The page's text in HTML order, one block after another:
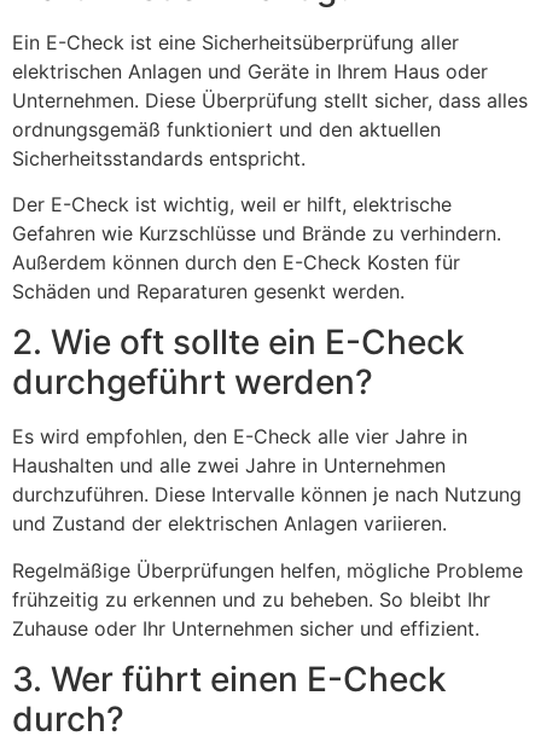
Ein E-Check ist eine Sicherheitsüberprüfung aller
elektrischen Anlagen und Geräte in Ihrem Haus oder
Unternehmen. Diese Überprüfung stellt sicher, dass alles
ordnungsgemäß funktioniert und den aktuellen
Sicherheitsstandards entspricht.
Der E-Check ist wichtig, weil er hilft, elektrische
Gefahren wie Kurzschlüsse und Brände zu verhindern.
Außerdem können durch den E-Check Kosten für
Schäden und Reparaturen gesenkt werden.
2. Wie oft sollte ein E-Check
durchgeführt werden?
Es wird empfohlen, den E-Check alle vier Jahre in
Haushalten und alle zwei Jahre in Unternehmen
durchzuführen. Diese Intervalle können je nach Nutzung
und Zustand der elektrischen Anlagen variieren.
Regelmäßige Überprüfungen helfen, mögliche Probleme
frühzeitig zu erkennen und zu beheben. So bleibt Ihr
Zuhause oder Ihr Unternehmen sicher und effizient.
3. Wer führt einen E-Check
durch?